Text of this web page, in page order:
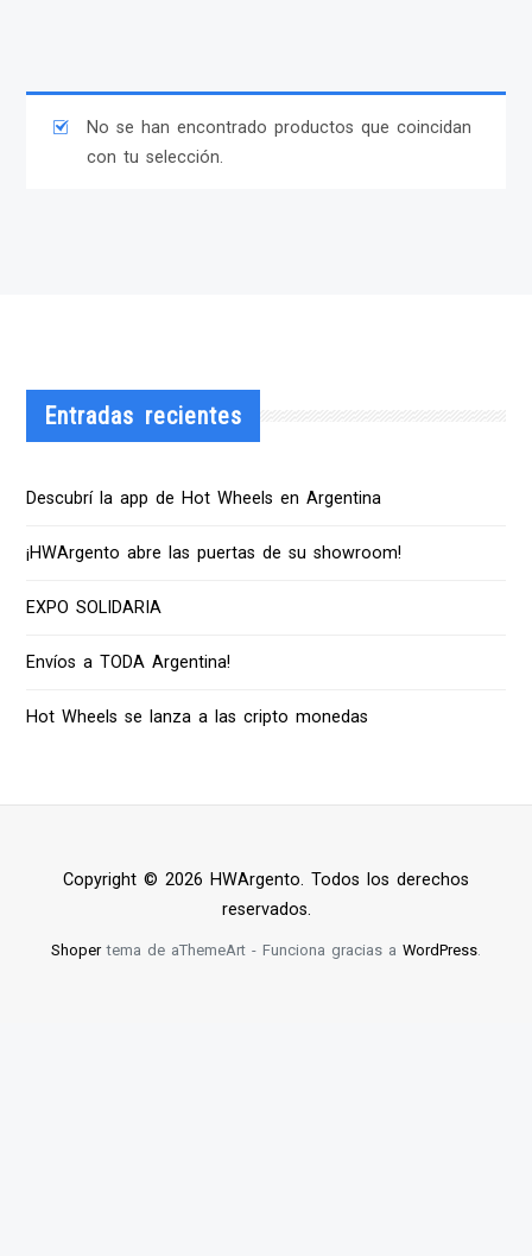
No se han encontrado productos que coincidan
con tu selección.
Entradas recientes
Descubrí la app de Hot Wheels en Argentina
¡HWArgento abre las puertas de su showroom!
EXPO SOLIDARIA
Envíos a TODA Argentina!
Hot Wheels se lanza a las cripto monedas
Copyright © 2026 HWArgento. Todos los derechos
reservados.
Shopertema de aThemeArt - Funciona gracias a WordPress.